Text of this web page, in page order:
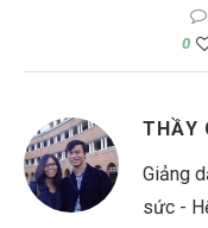
0
THẦY
Giảng
sức -